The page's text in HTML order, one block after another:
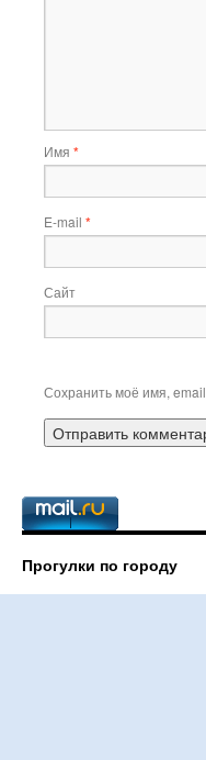
Имя *
E-mail *
Сайт
Сохранить моё имя,
Прогулки по городу